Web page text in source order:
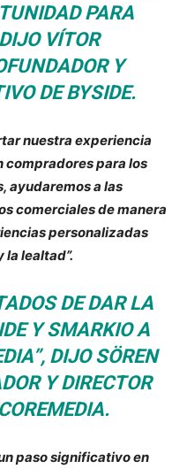
PARA
VÍTOR
Y
DE BYSIDE.
nuestra experiencia
compradores para los
ayudaremos a las
comerciales de manera
personalizadas
lealtad”.
DE DAR LA
Y SMARKIO A
DIJO SÖREN
Y DIRECTOR
paso significativo en